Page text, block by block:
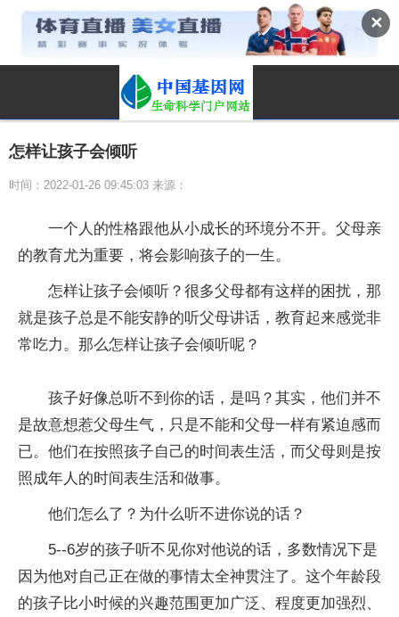
✕
怎样让孩子会倾听
时间：2022-01-26 09:45:03 来源：
一个人的性格跟他从小成长的环境分不开。父母亲
的教育尤为重要，将会影响孩子的一生。
怎样让孩子会倾听？很多父母都有这样的困扰，那
就是孩子总是不能安静的听父母讲话，教育起来感觉非
常吃力。那么怎样让孩子会倾听呢？
孩子好像总听不到你的话，是吗？其实，他们并不
是故意想惹父母生气，只是不能和父母一样有紧迫感而
已。他们在按照孩子自己的时间表生活，而父母则是按
照成年人的时间表生活和做事。
他们怎么了？为什么听不进你说的话？
5--6岁的孩子听不见你对他说的话，多数情况下是
因为他对自己正在做的事情太全神贯注了。这个年龄段
的孩子比小时候的兴趣范围更加广泛、程度更加强烈、